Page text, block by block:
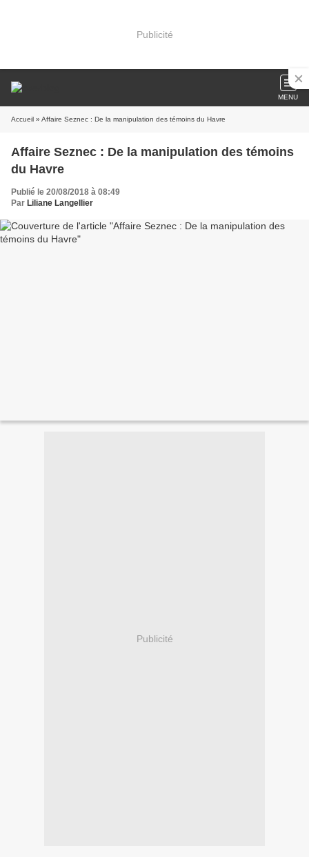
Publicité
MENU
Accueil » Affaire Seznec : De la manipulation des témoins du Havre
Affaire Seznec : De la manipulation des témoins
du Havre
Publié le 20/08/2018 à 08:49
Par Liliane Langellier
Publicité